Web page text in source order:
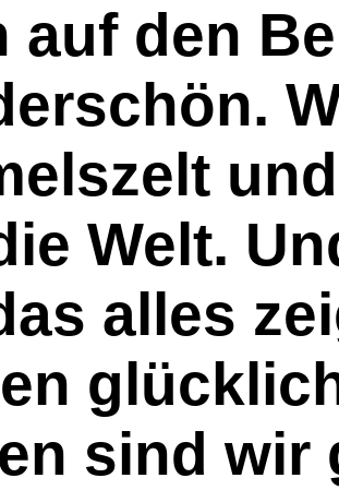
auf den
Welt.
alles
sind wir